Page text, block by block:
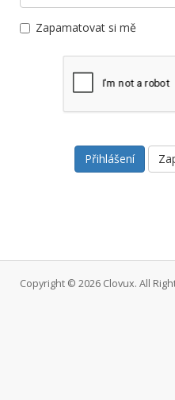
Zapamatovat si mě
Copyright © 2026 Clovux. All